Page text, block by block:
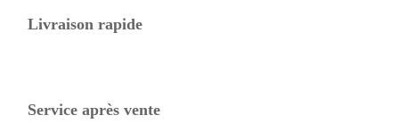
Livraison rapide
Service après vente